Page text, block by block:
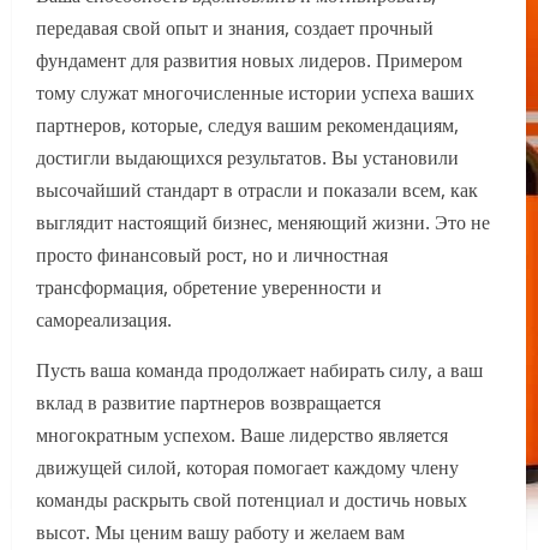
передавая свой опыт и знания, создает прочный
фундамент для развития новых лидеров. Примером
тому служат многочисленные истории успеха ваших
партнеров, которые, следуя вашим рекомендациям,
достигли выдающихся результатов. Вы установили
высочайший стандарт в отрасли и показали всем, как
выглядит настоящий бизнес, меняющий жизни. Это не
просто финансовый рост, но и личностная
трансформация, обретение уверенности и
самореализация.
Пусть ваша команда продолжает набирать силу, а ваш
вклад в развитие партнеров возвращается
многократным успехом. Ваше лидерство является
движущей силой, которая помогает каждому члену
команды раскрыть свой потенциал и достичь новых
высот. Мы ценим вашу работу и желаем вам